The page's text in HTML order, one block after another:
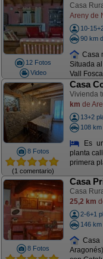
12 Fotos
Video
Casa
Areny de
10-
90 km
Casa
Situada
Vall
8 Fotos
(1 comentario)
Casa
Vivienda
km de
13+2
108 km
Es
planta
primera
8 Fotos
Casa
Casa
25,2 km
2-6+1
146
Casa